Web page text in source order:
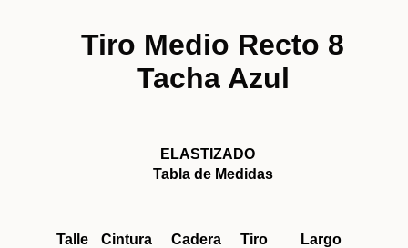
Tiro Medio Recto 8
Tacha Azul
ELASTIZADO
Tabla de Medidas
Talle Cintura Cadera Tiro
Largo